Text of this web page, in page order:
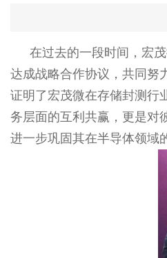
在过去的一段时间，宏
达成战略合作协议，共同努
证明了宏茂微在存储封测行
务层面的互利共赢，更是对
进一步巩固其在半导体领域